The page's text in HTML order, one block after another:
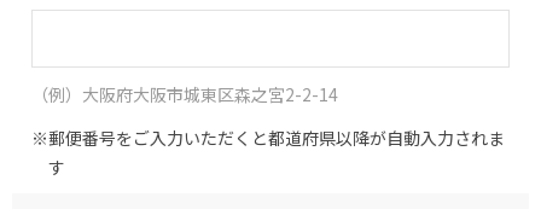
（例）大阪府大阪市城東区森之宮2-2-14
郵便番号をご入力いただくと都道府県以降が自動入力されま
す